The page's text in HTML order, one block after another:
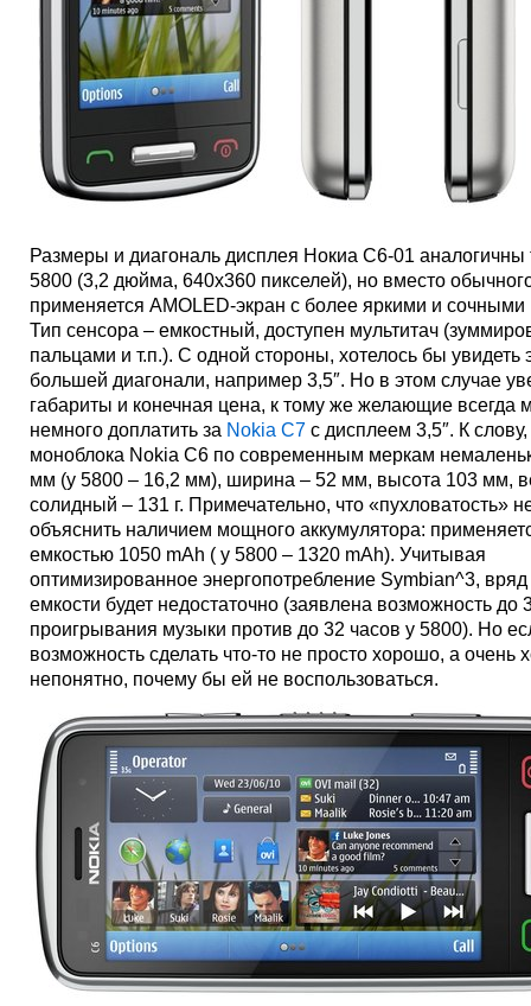
Размеры и диагональ дисплея Нокиа С6-01
5800 (3,2 дюйма, 640х360 пикселей), но вместо
применяется AMOLED-экран с более яркими и сочными
Тип сенсора – емкостный, доступен мультитач
пальцами и т.п.). С одной стороны, хотелось бы увидеть
большей диагонали, например 3,5″. Но в этом случае
габариты и конечная цена, к тому же желающие всегда
немного доплатить за Nokia С7 с дисплеем 3,5″. К
моноблока Nokia C6 по современным меркам
мм (у 5800 – 16,2 мм), ширина – 52 мм, высота 103 мм,
солидный – 131 г. Примечательно, что «пухловатость»
объяснить наличием мощного аккумулятора:
емкостью 1050 mAh ( у 5800 – 1320 mAh). Учитывая
оптимизированное энергопотребление Symbian^3, вряд
емкости будет недостаточно (заявлена возможность до
проигрывания музыки против до 32 часов у 5800). Но
возможность сделать что-то не просто хорошо, а очень
непонятно, почему бы ей не воспользоваться.